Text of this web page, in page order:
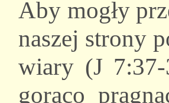
Aby mogły
naszej strony
wiary (J 7:37-
gorąco